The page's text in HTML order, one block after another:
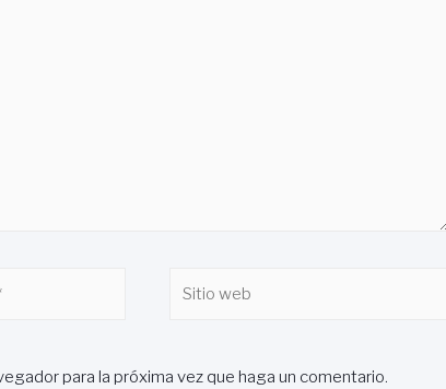
para la próxima vez que haga un comentario.